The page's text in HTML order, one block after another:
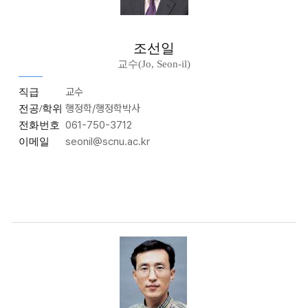
조선일
교수(Jo, Seon-il)
직급 교수
전공/학위 행정학/행정학박사
전화번호 061-750-3712
이메일 seonil@scnu.ac.kr